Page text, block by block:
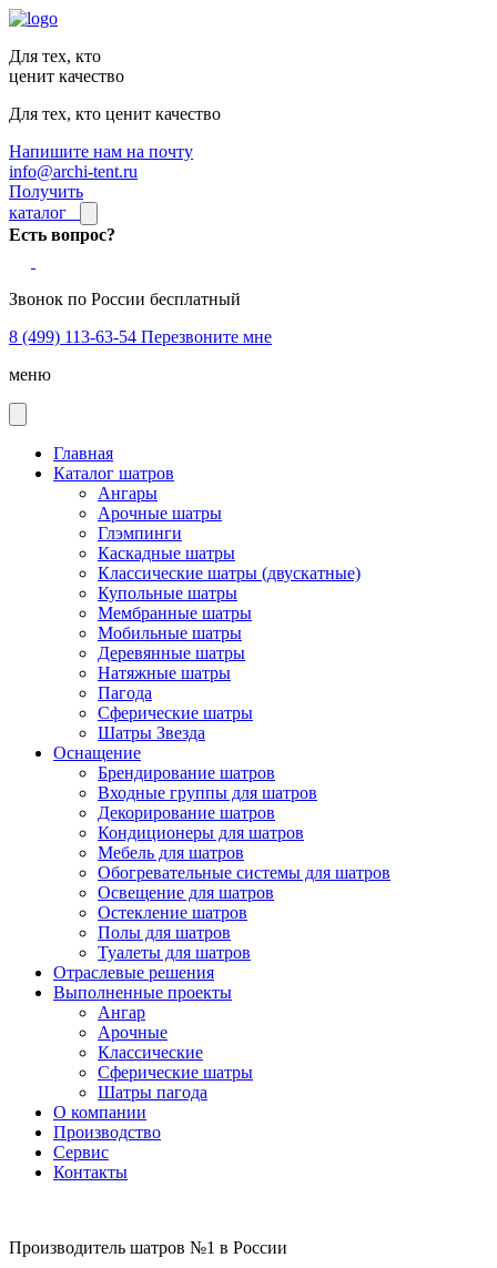
Для тех, кто
ценит качество
Для тех, кто ценит качество
Напишите нам на почту
info@archi-tent.ru
Получить
каталог
Есть вопрос?
Звонок по России бесплатный
8 (499) 113-63-54 Перезвоните мне
меню
Главная
Каталог шатров
Ангары
Арочные шатры
Глэмпинги
Каскадные шатры
Классические шатры (двускатные)
Купольные шатры
Мембранные шатры
Мобильные шатры
Деревянные шатры
Натяжные шатры
Пагода
Сферические шатры
Шатры Звезда
Оснащение
Брендирование шатров
Входные группы для шатров
Декорирование шатров
Кондиционеры для шатров
Мебель для шатров
Обогревательные системы для шатров
Освещение для шатров
Остекление шатров
Полы для шатров
Туалеты для шатров
Отраслевые решения
Выполненные проекты
Ангар
Арочные
Классические
Сферические шатры
Шатры пагода
О компании
Производство
Сервис
Контакты
Производитель шатров №1 в России